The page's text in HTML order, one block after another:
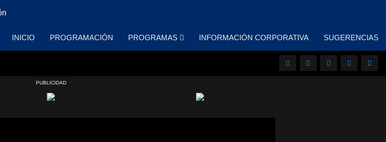
INICIO PROGRAMACIÓN PROGRAMAS INFORMACIÓN CORPORATIVA SUGERENCIAS
PUBLICIDAD